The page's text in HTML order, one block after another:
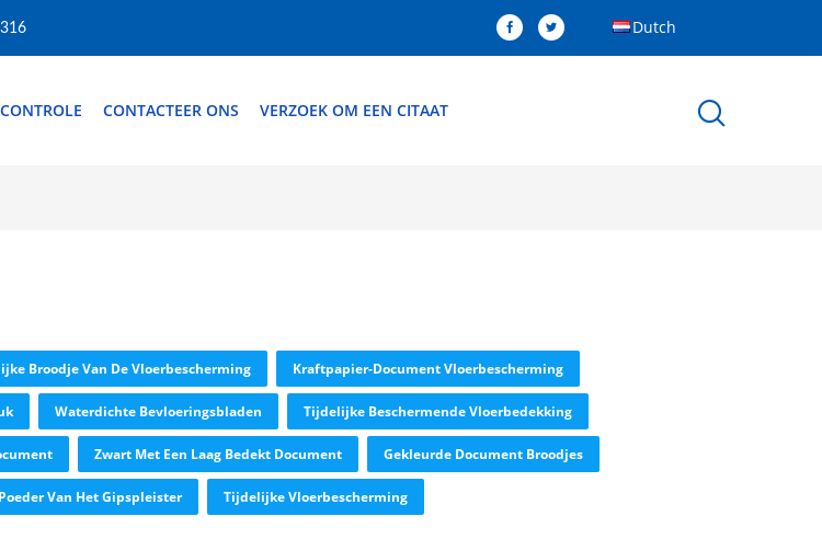
Dutch
CONTACTEER ONS VERZOEK OM EEN CITAAT
Broodje Van De Vloerbescherming Kraftpapier-Document Vloerbescherming
Waterdichte Bevloeringsbladen Tijdelijke Beschermende Vloerbedekking
Zwart Met Een Laag Bedekt Document Gekleurde Document Broodjes
Van Het Gipspleister Tijdelijke Vloerbescherming